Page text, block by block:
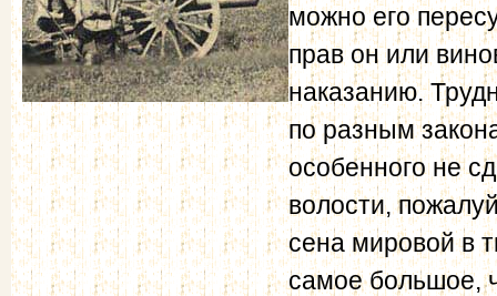
можно его
прав он или
наказанию.
по разным
особенного не
волости,
сена мировой в
самое большое,